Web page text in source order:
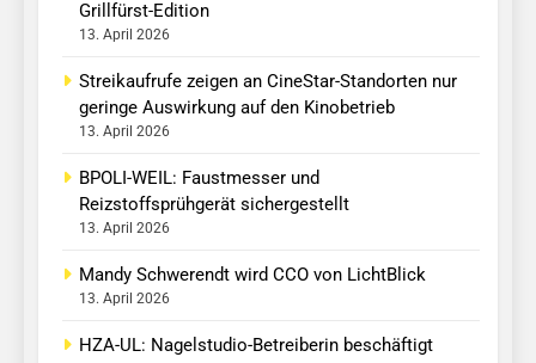
Grillfürst-Edition
13. April 2026
Streikaufrufe zeigen an CineStar-Standorten nur
geringe Auswirkung auf den Kinobetrieb
13. April 2026
BPOLI-WEIL: Faustmesser und
Reizstoffsprühgerät sichergestellt
13. April 2026
Mandy Schwerendt wird CCO von LichtBlick
13. April 2026
HZA-UL: Nagelstudio-Betreiberin beschäftigt